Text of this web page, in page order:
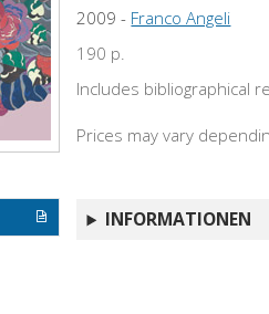
2009 - Franco Angeli
190 p.
Includes bibliographical
Prices may vary
INFORMATIONEN